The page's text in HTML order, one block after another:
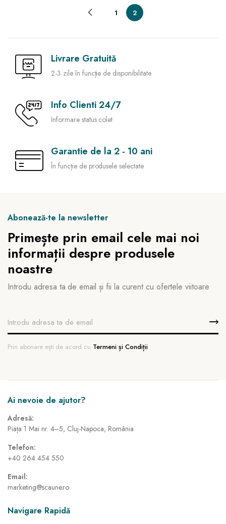
1 2
Livrare Gratuită
2-3 zile în funcție de disponibilitate
Info Clienti 24/7
Informare status colet
Garantie de la 2 - 10 ani
În funcție de produsele selectate
Abonează-te la newsletter
Primește prin email cele mai noi
informații despre produsele
noastre
Introdu adresa ta de email și fii la curent cu ofertele viitoare
Prin abonare ești de acord cu Termeni și Condiții
Ai nevoie de ajutor?
Adresă:
Piața 1 Mai nr. 4–5, Cluj-Napoca, România
Telefon:
+40 264 454 550
Email:
marketing@scaune.ro
Navigare Rapidă